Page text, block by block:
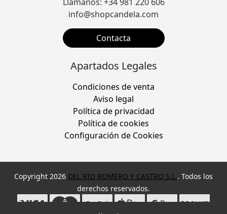
info@shopcandela.com
Contacta
Apartados Legales
Condiciones de venta
Aviso legal
Política de privacidad
Política de cookies
Configuración de Cookies
Copyright 2026 DEL RIO ROMERO Y CASTRO S.L.. Todos los
derechos reservados.